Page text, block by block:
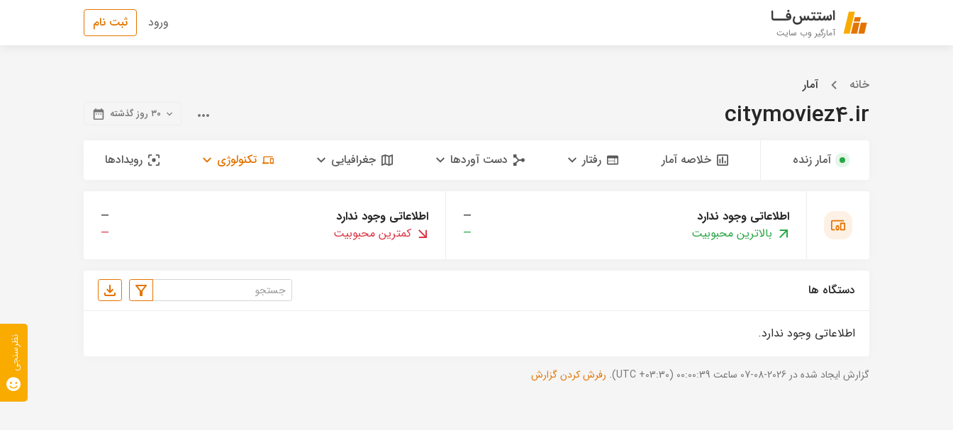
استتس‌فــا
آمارگیر وب سایت
ورود ثبت نام
خانه آمار
citymoviez4.ir ۳۰ روز گذشته
آمار زنده خلاصه آمار رفتار دست آوردها جغرافیایی تکنولوژی رویدادها
اطلاعاتی وجود ندارد
—
بالاترین محبوبیت
—
اطلاعاتی وجود ندارد
—
کمترین محبوبیت
—
دستگاه ها
اطلاعاتی وجود ندارد.
گزارش ایجاد شده در 2026-08-07 ساعت 00:00:39 (UTC +03:30). رفرش کردن گزارش
نظرسنجی